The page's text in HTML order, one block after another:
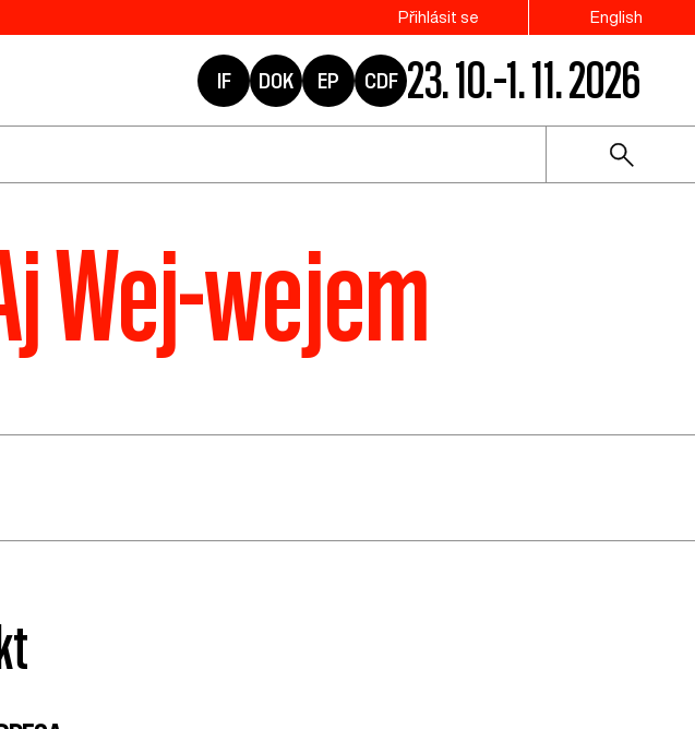
Přihlásit se English
IF DOK EP CDF 23. 10.–1. 11. 2026
Wej-wejem